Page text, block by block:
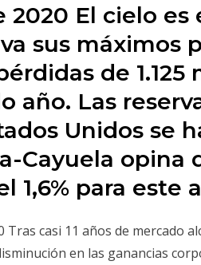
2020 El cielo
sus máximos
de
año. Las
Unidos se
Cayuela opina
1,6% para este
Tras casi 11 años de mercado
en las ganancias